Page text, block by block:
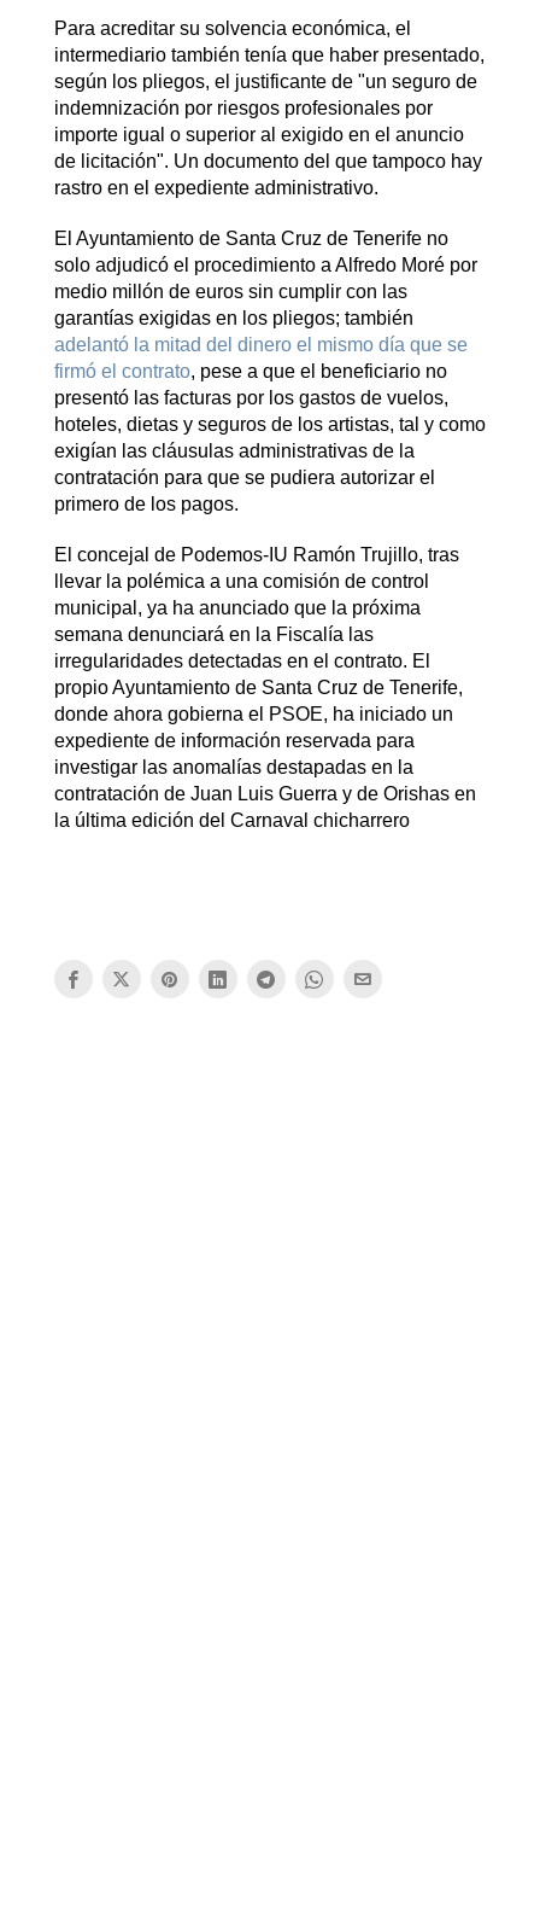
Para acreditar su solvencia económica, el
intermediario también tenía que haber presentado,
según los pliegos, el justificante de "un seguro de
indemnización por riesgos profesionales por
importe igual o superior al exigido en el anuncio
de licitación". Un documento del que tampoco hay
rastro en el expediente administrativo.
El Ayuntamiento de Santa Cruz de Tenerife no
solo adjudicó el procedimiento a Alfredo Moré por
medio millón de euros sin cumplir con las
garantías exigidas en los pliegos; también
adelantó la mitad del dinero el mismo día que se
firmó el contrato, pese a que el beneficiario no
presentó las facturas por los gastos de vuelos,
hoteles, dietas y seguros de los artistas, tal y como
exigían las cláusulas administrativas de la
contratación para que se pudiera autorizar el
primero de los pagos.
El concejal de Podemos-IU Ramón Trujillo, tras
llevar la polémica a una comisión de control
municipal, ya ha anunciado que la próxima
semana denunciará en la Fiscalía las
irregularidades detectadas en el contrato. El
propio Ayuntamiento de Santa Cruz de Tenerife,
donde ahora gobierna el PSOE, ha iniciado un
expediente de información reservada para
investigar las anomalías destapadas en la
contratación de Juan Luis Guerra y de Orishas en
la última edición del Carnaval chicharrero